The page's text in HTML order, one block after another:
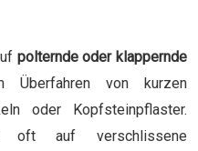
polternde oder klappernde
von kurzen
oder Kopfsteinpflaster.
oft auf verschlissene